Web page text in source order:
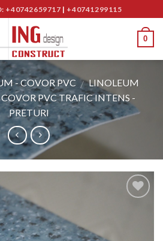
+40742659717 | +40741299115
0
- COVOR PVC / LINOLEUM
PVC TRAFIC INTENS -
PRETURI